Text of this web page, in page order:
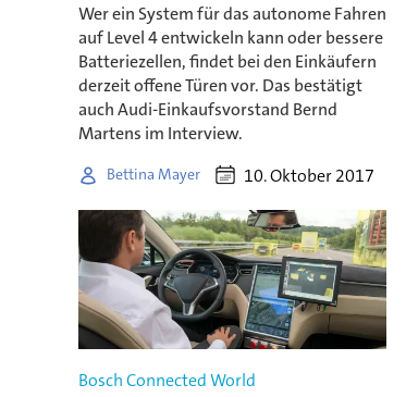
Wer ein System für das autonome Fahren
auf Level 4 entwickeln kann oder bessere
Batteriezellen, findet bei den Einkäufern
derzeit offene Türen vor. Das bestätigt
auch Audi-Einkaufsvorstand Bernd
Martens im Interview.
Bettina Mayer 10. Oktober 2017
Bosch Connected World